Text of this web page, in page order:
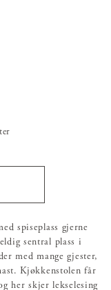
spiseplass gjerne
sentral plass i
med mange gjester,
Kjøkkenstolen får
her skjer lekselesing